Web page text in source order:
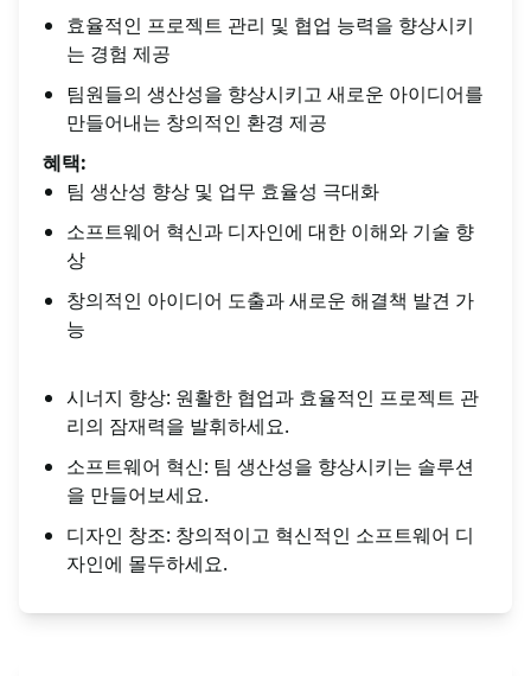
효율적인 프로젝트 관리 및 협업 능력을 향상시키
는 경험 제공
팀원들의 생산성을 향상시키고 새로운 아이디어를
만들어내는 창의적인 환경 제공
혜택:
팀 생산성 향상 및 업무 효율성 극대화
소프트웨어 혁신과 디자인에 대한 이해와 기술 향
상
창의적인 아이디어 도출과 새로운 해결책 발견 가
능
시너지 향상: 원활한 협업과 효율적인 프로젝트 관
리의 잠재력을 발휘하세요.
소프트웨어 혁신: 팀 생산성을 향상시키는 솔루션
을 만들어보세요.
디자인 창조: 창의적이고 혁신적인 소프트웨어 디
자인에 몰두하세요.